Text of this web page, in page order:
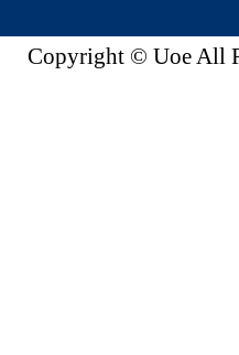
Copyright © Uoe All